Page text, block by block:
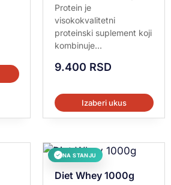
od 5
Protein je
visokokvalitetni
proteinski suplement koji
kombinuje...
9.400 RSD
Izaberi ukus
✓ NA STANJU
Diet Whey 1000g